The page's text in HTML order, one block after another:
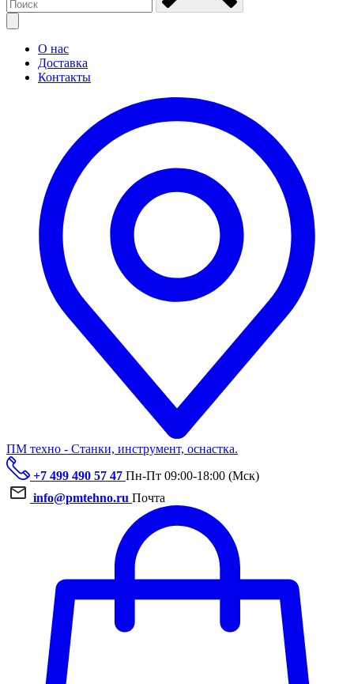
О нас
Доставка
Контакты
ПМ техно - Станки, инструмент, оснастка.
+7 499 490 57 47 Пн-Пт 09:00-18:00 (Мск)
info@pmtehno.ru Почта